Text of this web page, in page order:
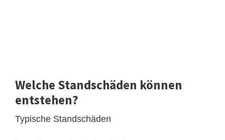
Welche Standschäden können
entstehen?
Typische Standschäden